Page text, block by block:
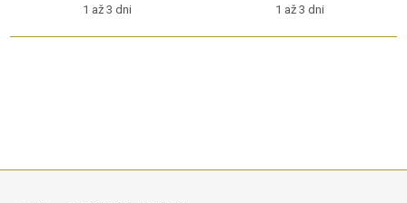
1 až 3 dni 1 až 3 dni